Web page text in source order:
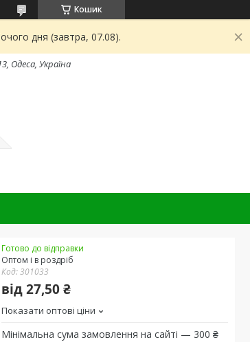
Кошик
дня (завтра, 07.08).
Одеса, Україна
Готово до відправки
Оптом і в роздріб
Код:301033
від27,50 ₴
Показати оптові ціни
Мінімальна сума замовлення на сайті — 300 ₴